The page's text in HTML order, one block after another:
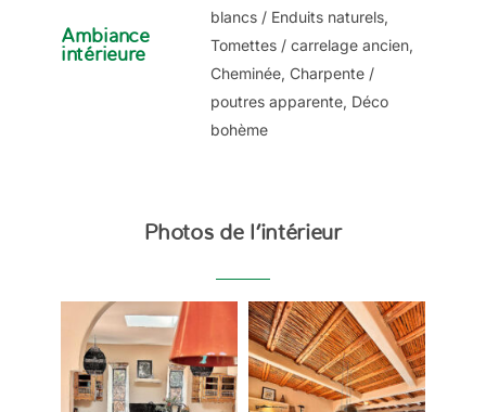
Ambiance
intérieure
blancs / Enduits naturels,
Tomettes / carrelage ancien,
Cheminée, Charpente /
poutres apparente, Déco
bohème
Photos de l’intérieur